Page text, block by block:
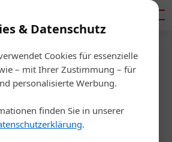
& Datenschutz
Cookies für essenzielle
– mit Ihrer Zustimmung – für
personalisierte Werbung.
finden Sie in unserer
.
/Gastro & Hotel
Ausbildung
Hotel
startet